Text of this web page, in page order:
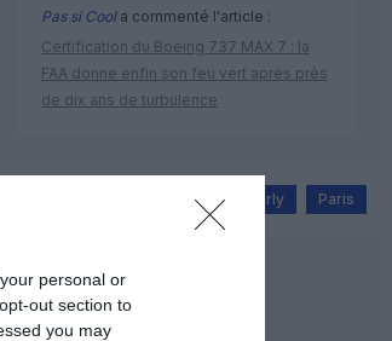
personal or
out section to
you may
Pas si Coola commenté l'article :
Certification du Boeing 737 MAX 7 : la
FAA donne enfin son feu vert après près
de dix ans de turbulence
grève Orly Paris
LIRE AUSSI